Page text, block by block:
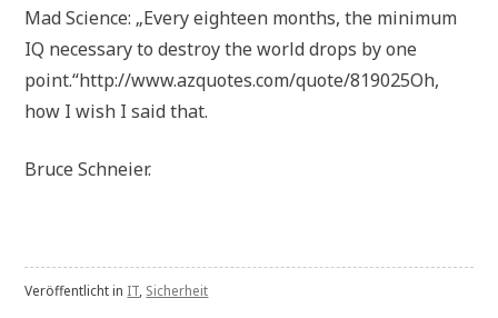
Mad Science: „Every eighteen months, the minimum
IQ necessary to destroy the world drops by one
point.“http://www.azquotes.com/quote/819025Oh,
how I wish I said that.
Bruce Schneier.
Veröffentlicht in IT, Sicherheit